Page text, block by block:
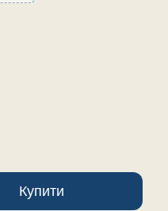
Купити